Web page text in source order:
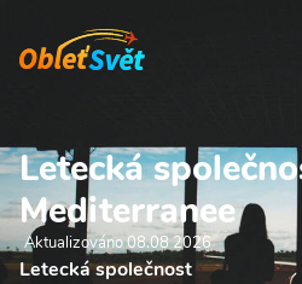
Letecká
Mediterranee
Aktualizováno 08.08 2026
Letecká společnost